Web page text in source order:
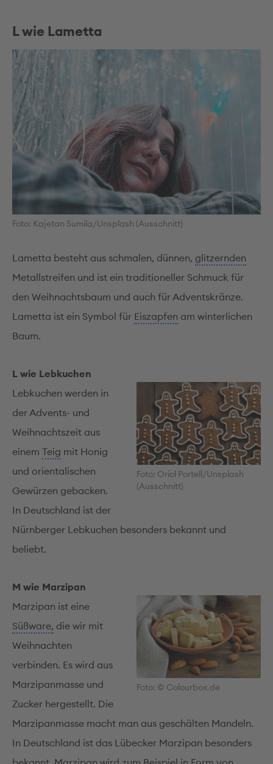
L wie Lametta
Foto: Kajetan Sumila/Unsplash (Ausschnitt)
Lametta besteht aus schmalen, dünnen, glitzernden
Metallstreifen und ist ein traditioneller Schmuck für
den Weihnachtsbaum und auch für Adventskränze.
Lametta ist ein Symbol für Eiszapfen am winterlichen
Baum.
Foto: Oriol Portell/Unsplash
(Ausschnitt)
L wie Lebkuchen
Lebkuchen werden in
der Advents- und
Weihnachtszeit aus
einem Teig mit Honig
und orientalischen
Gewürzen gebacken.
In Deutschland ist der
Nürnberger Lebkuchen besonders bekannt und
beliebt.
Foto: © Colourbox.de
M wie Marzipan
Marzipan ist eine
Süßware, die wir mit
Weihnachten
verbinden. Es wird aus
Marzipanmasse und
Zucker hergestellt. Die
Marzipanmasse macht man aus geschälten Mandeln.
In Deutschland ist das Lübecker Marzipan besonders